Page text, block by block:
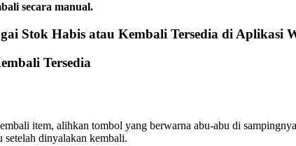
secara manual.
Stok Habis atau Kembali Tersedia di Aplikasi
Tersedia
item, alihkan tombol yang berwarna abu-abu di
dinyalakan kembali.